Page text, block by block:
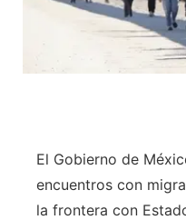
El Gobierno de
encuentros con
la frontera con